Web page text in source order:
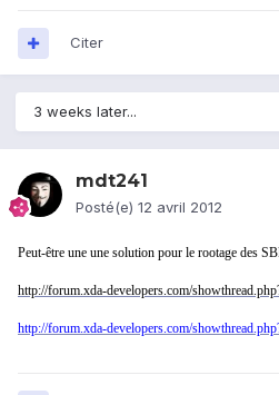
Citer
3 weeks later...
mdt241
Posté(e) 12 avril 2012
Peut-être une une solution pour le rootage des
http://forum.xda-developers.com/
http://forum.xda-developers.com/